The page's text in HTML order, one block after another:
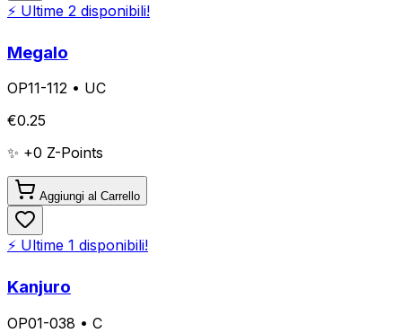
⚡ Ultime 2 disponibili!
Megalo
OP11-112 • UC
€0.25
✨ +0 Z-Points
Aggiungi al Carrello
⚡ Ultime 1 disponibili!
Kanjuro
OP01-038 • C